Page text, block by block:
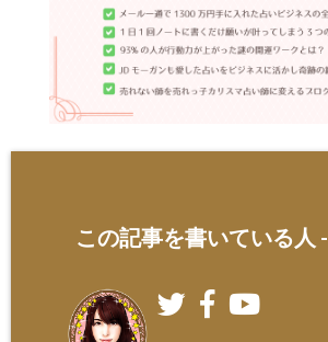
この記事を書いている人 -